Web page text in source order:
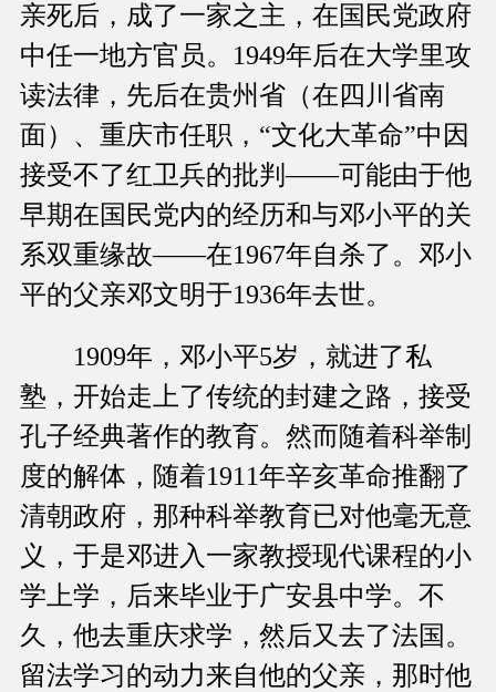
亲死后，成了一家之主，在国民党政府
中任一地方官员。1949年后在大学里攻
读法律，先后在贵州省（在四川省南
面）、重庆市任职，“文化大革命”中因
接受不了红卫兵的批判——可能由于他
早期在国民党内的经历和与邓小平的关
系双重缘故——在1967年自杀了。邓小
平的父亲邓文明于1936年去世。
1909年，邓小平5岁，就进了私
塾，开始走上了传统的封建之路，接受
孔子经典著作的教育。然而随着科举制
度的解体，随着1911年辛亥革命推翻了
清朝政府，那种科举教育已对他毫无意
义，于是邓进入一家教授现代课程的小
学上学，后来毕业于广安县中学。不
久，他去重庆求学，然后又去了法国。
留法学习的动力来自他的父亲，那时他